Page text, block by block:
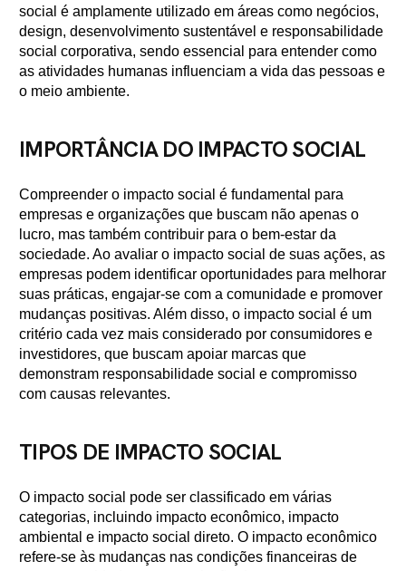
social é amplamente utilizado em áreas como negócios,
design, desenvolvimento sustentável e responsabilidade
social corporativa, sendo essencial para entender como
as atividades humanas influenciam a vida das pessoas e
o meio ambiente.
IMPORTÂNCIA DO IMPACTO SOCIAL
Compreender o impacto social é fundamental para
empresas e organizações que buscam não apenas o
lucro, mas também contribuir para o bem-estar da
sociedade. Ao avaliar o impacto social de suas ações, as
empresas podem identificar oportunidades para melhorar
suas práticas, engajar-se com a comunidade e promover
mudanças positivas. Além disso, o impacto social é um
critério cada vez mais considerado por consumidores e
investidores, que buscam apoiar marcas que
demonstram responsabilidade social e compromisso
com causas relevantes.
TIPOS DE IMPACTO SOCIAL
O impacto social pode ser classificado em várias
categorias, incluindo impacto econômico, impacto
ambiental e impacto social direto. O impacto econômico
refere-se às mudanças nas condições financeiras de